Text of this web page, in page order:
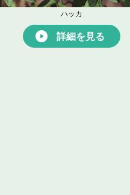
ハッカ
詳細を見る